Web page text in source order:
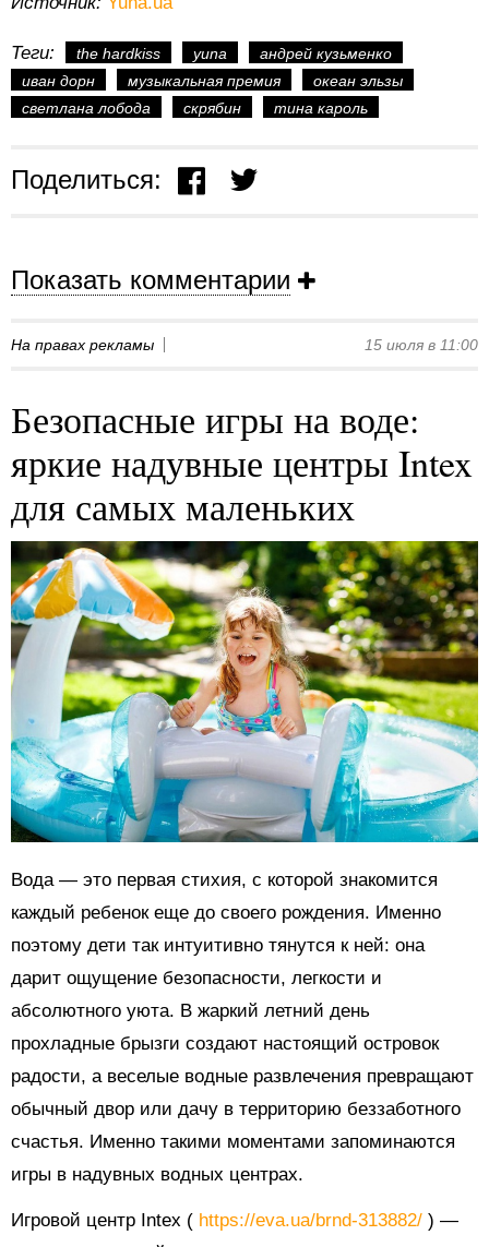
Теги: the hardkiss yuna
андрей кузьменко
иван дорн
музыкальная премия
океан эльзы
светлана лобода
скрябин тина кароль
Поделиться:
Показать комментарии
На правах рекламы 15 июля в 11:00
Безопасные игры на воде:
яркие надувные центры Intex
для самых маленьких
Вода — это первая стихия, с которой знакомится
каждый ребенок еще до своего рождения. Именно
поэтому дети так интуитивно тянутся к ней: она
дарит ощущение безопасности, легкости и
абсолютного уюта. В жаркий летний день
прохладные брызги создают настоящий островок
радости, а веселые водные развлечения превращают
обычный двор или дачу в территорию беззаботного
счастья. Именно такими моментами запоминаются
игры в надувных водных центрах.
Игровой центр Intex ( https://eva.ua/brnd-313882/ ) —